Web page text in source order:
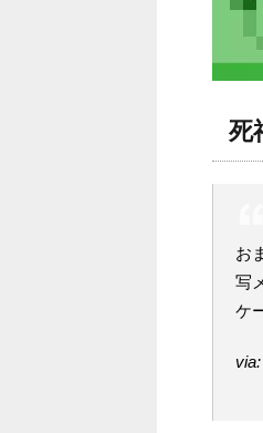
死
お
写
ケ
via: